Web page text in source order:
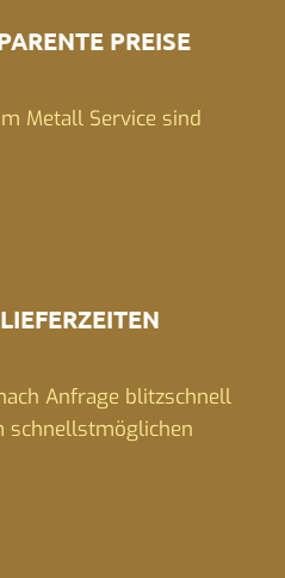
PREISE
Metall Service sind
Anfrage blitzschnell
schnellstmöglichen